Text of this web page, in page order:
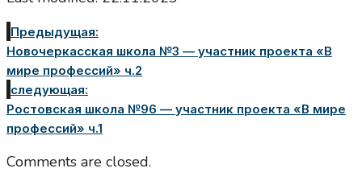
Предыдущая:
Новочеркасская школа №3 — участник проекта «В
мире профессий» ч.2
следующая:
Ростовская школа №96 — участник проекта «В мире
профессий» ч.1
Comments are closed.